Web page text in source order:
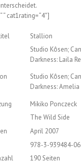
cat1rating=“4″]
Stallion
Studio Kôsen;
Darkness: Laila
Studio Kôsen;
Darkness:
Mikiko Ponczeck
The Wild Side
April 2007
978-3-939484-
190 Seiten